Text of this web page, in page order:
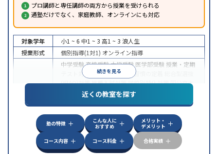
プロ講師と専任講師の両方から授業を受けられる
通塾だけでなく、家庭教師、オンラインにも対応
続きを見る
対象学年 小1 ~ 6 中1 ~ 3 高1 ~ 3 浪人生
授業形式
個別指導(1対1) オンライン指導
中学受験高校受験大学受験 医学部受験 授業・定期
テスト対策
内申点対策 学習習慣の定着
(旧AO)対策推薦入試対策学校別特化対策国公立大
私大対策共通テスト対策
英語・英会話特化
特徴
中高一貫校生に対応授業の振替可能 不登校生に対
オンライン対応 1科目から受講可能季節講習の
みの受講可
自習室あり
近くの教室を探す
塾の特徴
こんな人に
おすすめ
メリット・
デメリット
コース内容
コース料金 合格実績